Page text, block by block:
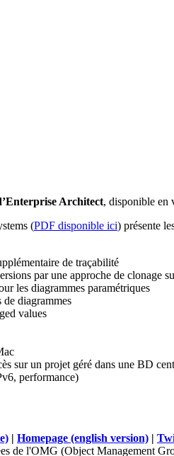
Architect, disponible en
(PDF disponible ici) présente
de traçabilité
par une approche de clonage
les diagrammes paramétriques
de diagrammes
values
sur un projet géré dans une BD
performance)
| Homepage (english version) |
de l'OMG (Object Management